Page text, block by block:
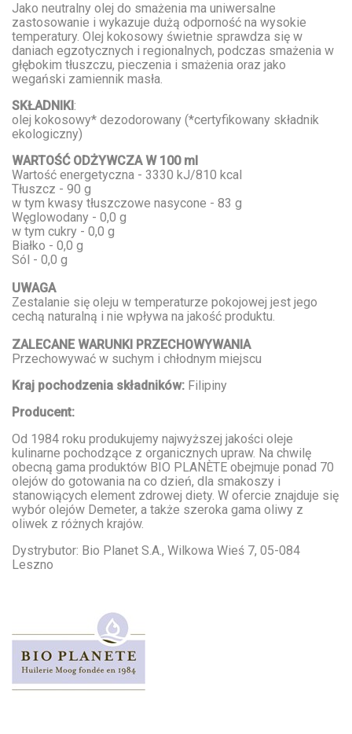
Jako neutralny olej do smażenia ma uniwersalne
zastosowanie i wykazuje dużą odporność na wysokie
temperatury. Olej kokosowy świetnie sprawdza się w
daniach egzotycznych i regionalnych, podczas smażenia w
głębokim tłuszczu, pieczenia i smażenia oraz jako
wegański zamiennik masła.
SKŁADNIKI:
olej kokosowy* dezodorowany (*certyfikowany składnik
ekologiczny)
WARTOŚĆ ODŻYWCZA W 100 ml
Wartość energetyczna - 3330 kJ/810 kcal
Tłuszcz - 90 g
w tym kwasy tłuszczowe nasycone - 83 g
Węglowodany - 0,0 g
w tym cukry - 0,0 g
Białko - 0,0 g
Sól - 0,0 g
UWAGA
Zestalanie się oleju w temperaturze pokojowej jest jego
cechą naturalną i nie wpływa na jakość produktu.
ZALECANE WARUNKI PRZECHOWYWANIA
Przechowywać w suchym i chłodnym miejscu
Kraj pochodzenia składników: Filipiny
Producent:
Od 1984 roku produkujemy najwyższej jakości oleje
kulinarne pochodzące z organicznych upraw. Na chwilę
obecną gama produktów BIO PLANÈTE obejmuje ponad 70
olejów do gotowania na co dzień, dla smakoszy i
stanowiących element zdrowej diety. W ofercie znajduje się
wybór olejów Demeter, a także szeroka gama oliwy z
oliwek z różnych krajów.
Dystrybutor: Bio Planet S.A., Wilkowa Wieś 7, 05-084
Leszno